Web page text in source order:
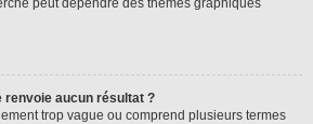
peut dépendre des thèmes graphiques
renvoie aucun résultat ?
trop vague ou comprend plusieurs termes